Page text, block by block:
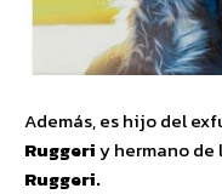
Además, es hijo del
Ruggeriy hermano
Ruggeri.